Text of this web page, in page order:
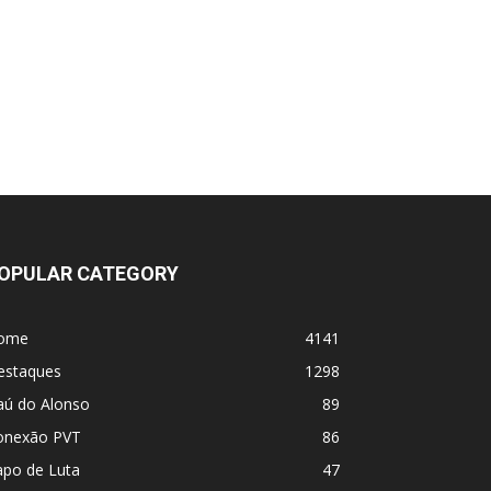
por aí
contra Alex Pereira teria sido unilateral:
"Minha força física teria sido demais. O
mais perto de ser dispensado do que do
CATEGORY
4141
1298
do Alonso
89
PVT
86
de Luta
47